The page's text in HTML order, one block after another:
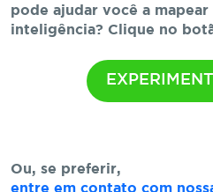
pode ajudar você a
inteligência? Clique no
Ou, se preferir,
entre em contato com